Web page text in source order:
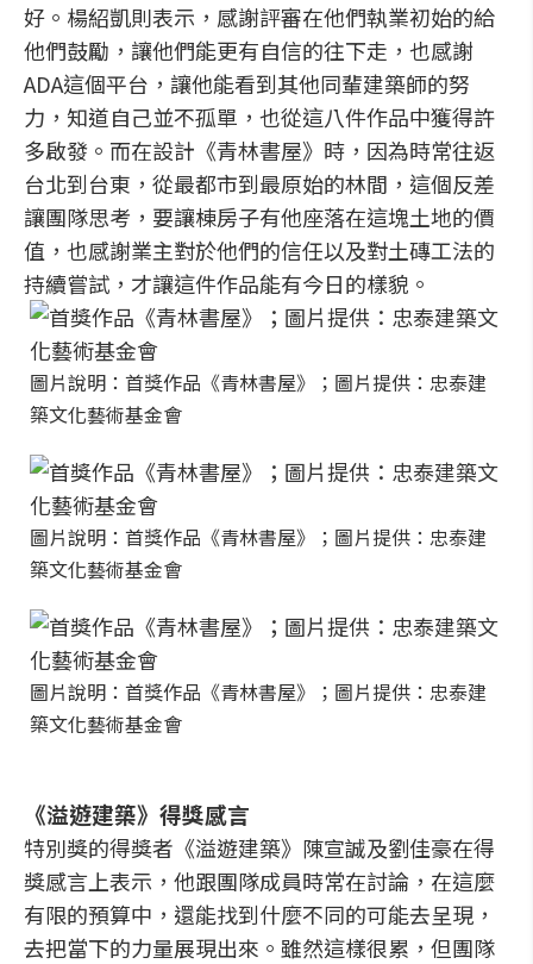
好。楊紹凱則表示，感謝評審在他們執業初始的給
他們鼓勵，讓他們能更有自信的往下走，也感謝
ADA這個平台，讓他能看到其他同輩建築師的努
力，知道自己並不孤單，也從這八件作品中獲得許
多啟發。而在設計《青林書屋》時，因為時常往返
台北到台東，從最都市到最原始的林間，這個反差
讓團隊思考，要讓棟房子有他座落在這塊土地的價
值，也感謝業主對於他們的信任以及對土磚工法的
持續嘗試，才讓這件作品能有今日的樣貌。
圖片說明：首獎作品《青林書屋》；圖片提供：忠泰建
築文化藝術基金會
圖片說明：首獎作品《青林書屋》；圖片提供：忠泰建
築文化藝術基金會
圖片說明：首獎作品《青林書屋》；圖片提供：忠泰建
築文化藝術基金會
《溢遊建築》得獎感言
特別獎的得獎者《溢遊建築》陳宣誠及劉佳豪在得
獎感言上表示，他跟團隊成員時常在討論，在這麼
有限的預算中，還能找到什麼不同的可能去呈現，
去把當下的力量展現出來。雖然這樣很累，但團隊